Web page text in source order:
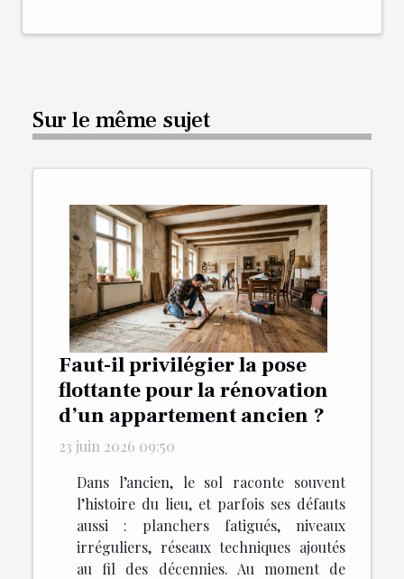
Sur le même sujet
Faut-il privilégier la pose
flottante pour la rénovation
d’un appartement ancien ?
23 juin 2026 09:50
Dans l’ancien, le sol raconte souvent
l’histoire du lieu, et parfois ses défauts
aussi : planchers fatigués, niveaux
irréguliers, réseaux techniques ajoutés
au fil des décennies. Au moment de